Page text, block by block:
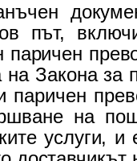
път,
паричен
Закона за
паричен
на
услуги,